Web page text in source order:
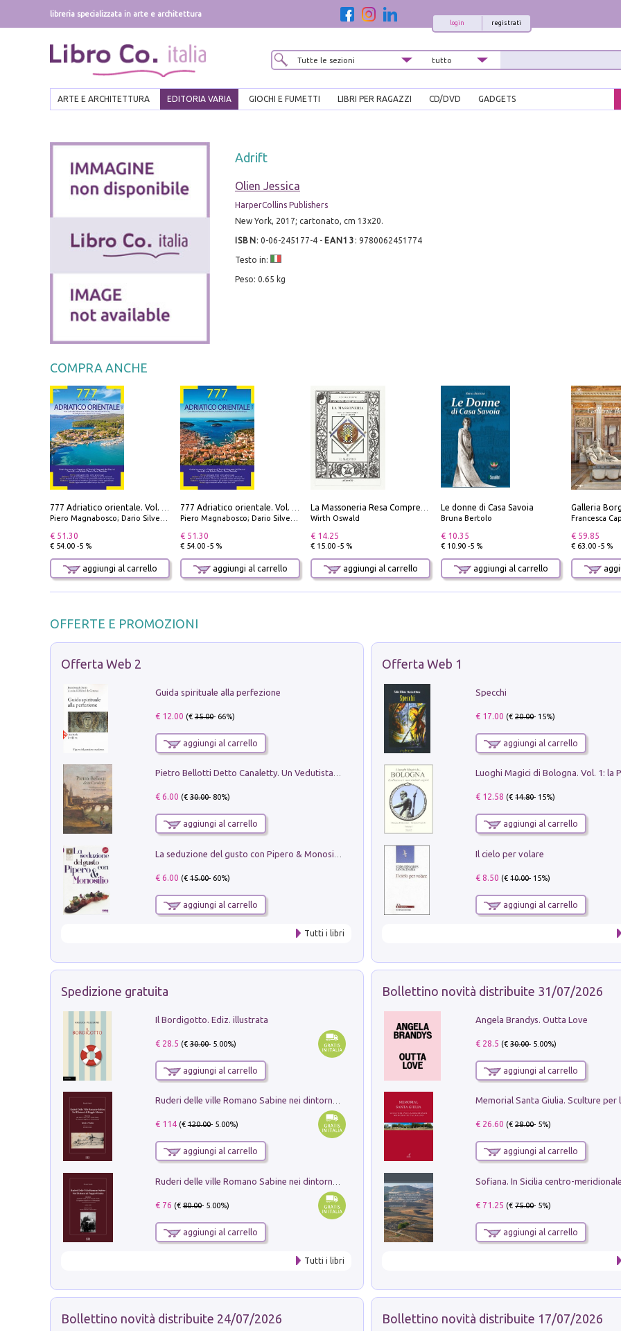
libreria specializzata in arte e architettura
registrati
login
ARTE E ARCHITETTURA EDITORIA VARIA GIOCHI E FUMETTI LIBRI PER RAGAZZI CD/DVD GADGETS
Adrift
Olien Jessica
HarperCollins Publishers
New York, 2017; cartonato, cm 13x20.
ISBN : 0-06-245177-4- EAN13 : 9780062451774
Testo in:
Peso: 0.65 kg
COMPRA ANCHE
777 Adriatico orientale. Vol. 1: Istria, Costa della Dalmazia da Smrika a Zara, Isole del Quarnaro, Pag, Arcipelaghi di Zara, Sibenico e Incoronate
Piero Magnabosco; Dario Silvestro; Marco Sbrizzi
€ 51.30
€ 54.00 -5 %
aggiungi al carrello
777 Adriatico orientale. Vol. 2: Costa della Dalmazia da Zara a Molunat, Isole della Dalmazia Meridionale e Montenegro
Piero Magnabosco; Dario Silvestro; Marco Sbrizzi
€ 51.30
€ 54.00 -5 %
aggiungi al carrello
La Massoneria Resa Comprensibile ai Suoi Adepti. Vol. 3: il Maestro.
Wirth Oswald
€ 14.25
€ 15.00 -5 %
aggiungi al carrello
Le donne di Casa Savoia
Bruna Bertolo
€ 10.35
€ 10.90 -5 %
aggiungi al carrello
Francesca
€ 59.85
€ 63.00 -5 %
OFFERTE E PROMOZIONI
Offerta Web 2
Guida spirituale alla perfezione
€ 12.00 (€35.00- 66%)
aggiungi al carrello
Pietro Bellotti Detto Canaletty. Un Vedutista Veneziano nella Francia dell'Ancien Régime
€ 6.00 (€30.00- 80%)
aggiungi al carrello
€ 6.00 (€15.00- 60%)
aggiungi al carrello
Tutti i libri
Offerta Web 1
Specchi
€ 17.00 (€20.00- 15%)
aggiungi al carrello
€ 12.58 (€14.80- 15%)
aggiungi al carrello
Il cielo per volare
€ 8.50 (€10.00- 15%)
aggiungi al carrello
Spedizione gratuita
Il Bordigotto. Ediz. illustrata
€ 28.5 (€30.00- 5.00%)
aggiungi al carrello
Ruderi delle ville Romano Sabine nei dintorni di Poggio Mirteto. Illustrati dal dott.re prof.re cav.re Ercole Nardi regio ispettore degli scavi e monumenti. Anno 1885. Tavole e studio. Con 25 tavole fuori testo in cartella editoriale
€ 114(€120.00- 5.00%)
aggiungi al carrello
€ 76 (€80.00- 5.00%)
aggiungi al carrello
Tutti i libri
Bollettino novità distribuite 31/07/2026
Angela Brandys. Outta Love
€ 28.5 (€30.00- 5.00%)
aggiungi al carrello
€ 26.60 (€28.00- 5%)
aggiungi al carrello
€ 71.25 (€75.00- 5%)
aggiungi al carrello
Bollettino novità distribuite 24/07/2026 Bollettino novità distribuite 17/07/2026